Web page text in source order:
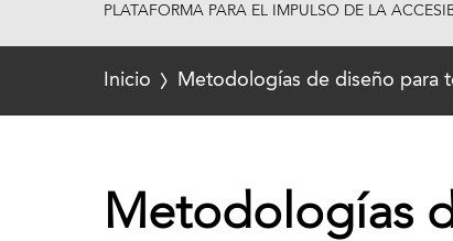
PLATAFORMA PARA EL IMPULSO DE LA
Inicio Metodologías de diseño para
Metodologías